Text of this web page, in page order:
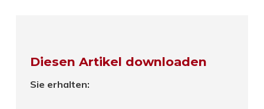
Diesen Artikel downloaden
Sie erhalten: